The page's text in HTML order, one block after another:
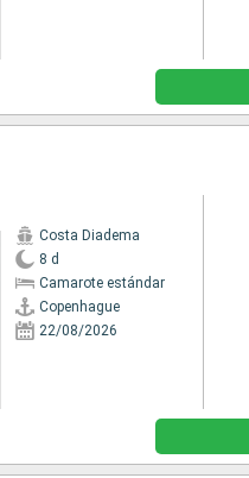
Costa Diadema
8 d
Camarote estándar
Copenhague
22/08/2026